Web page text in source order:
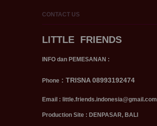
CONTACT US
LITTLE FRIENDS
INFO dan PEMESANAN :
Phone : TRISNA 08993192474
Email : little.friends.indonesia@gmail.com
Production Site : DENPASAR, BALI